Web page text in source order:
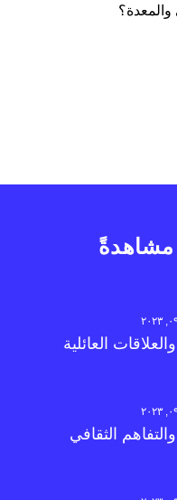
والمعدة؟
مشاهدةً
العائلية
الثقافي